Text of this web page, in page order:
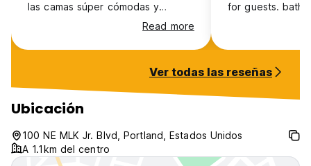
las camas súper cómodas y
organizado. Piensan hasta en el
último detalle! Volvería sin duda.
Read more
for guests.
to drain.
Ver todas las reseñas
Ubicación
100 NE MLK Jr. Blvd, Portland, Estados Unidos
A 1.1km del centro